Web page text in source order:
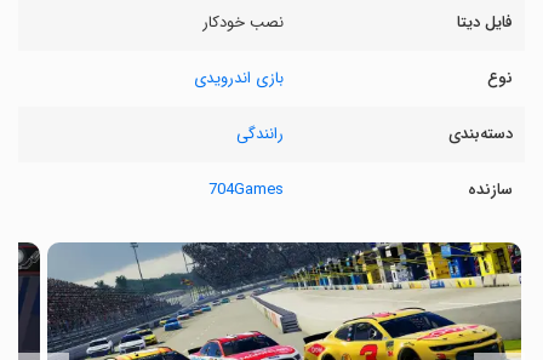
فایل دیتا نصب خودکار
نوع بازی اندرویدی
دسته‌بندی رانندگی
سازنده 704Games